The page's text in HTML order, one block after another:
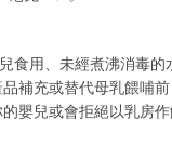
食用、未經煮沸消毒
補充或替代母乳餵哺
嬰兒或會拒絕以乳房